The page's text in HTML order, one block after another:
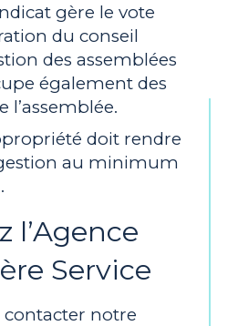
gère le vote
du conseil
des assemblées
également des
l’assemblée.
doit rendre
au minimum
l’Agence
Service
contacter notre